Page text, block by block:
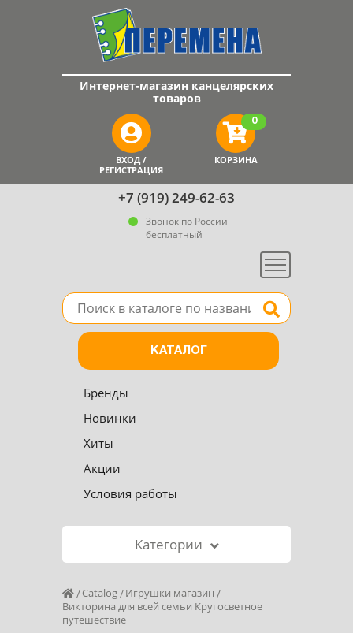
+7 (919) 249-62-63
Звонок по России
бесплатный
Меню
Интернет-магазин канцелярских
товаров
ВХОД /
РЕГИСТРАЦИЯ
КОРЗИНА
0
Поле для поиска товара в каталоге Найти
КАТАЛОГ
Бренды
Новинки
Хиты
Акции
Условия работы
Категории
Catalog
Игрушки магазин
Викторина для всей семьи Кругосветное
путешествие